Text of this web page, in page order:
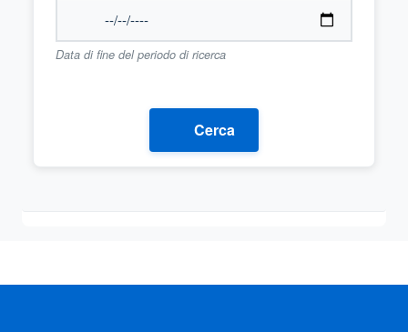
Data di fine del periodo di ricerca
Cerca